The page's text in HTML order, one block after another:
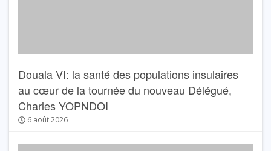
Douala VI: la santé des populations insulaires
au cœur de la tournée du nouveau Délégué,
Charles YOPNDOI
6 août 2026